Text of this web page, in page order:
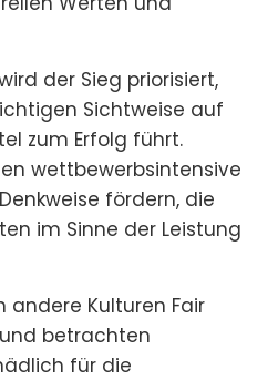
über
auf, die durch
werden.
Schummeln?
betrachten
Im Jugendsport
erheblich,